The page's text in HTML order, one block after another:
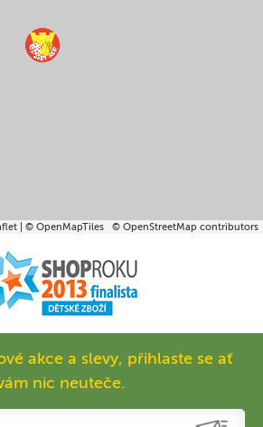
© OpenMapTiles © OpenStreetMap contributors
akce a slevy, přihlaste se ať
nic neuteče.